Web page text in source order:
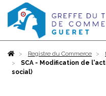
AccueilRegistre du Commerce
SCA - Modification de
social)